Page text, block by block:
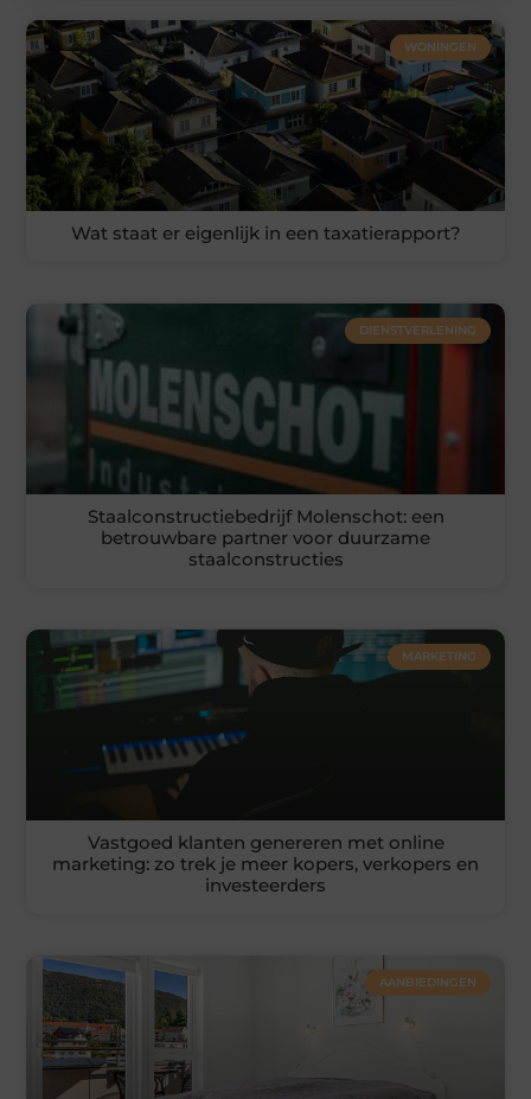
WONINGEN
Wat staat er eigenlijk in een taxatierapport?
DIENSTVERLENING
Staalconstructiebedrijf Molenschot: een
betrouwbare partner voor duurzame
staalconstructies
MARKETING
Vastgoed klanten genereren met online
marketing: zo trek je meer kopers, verkopers en
investeerders
AANBIEDINGEN